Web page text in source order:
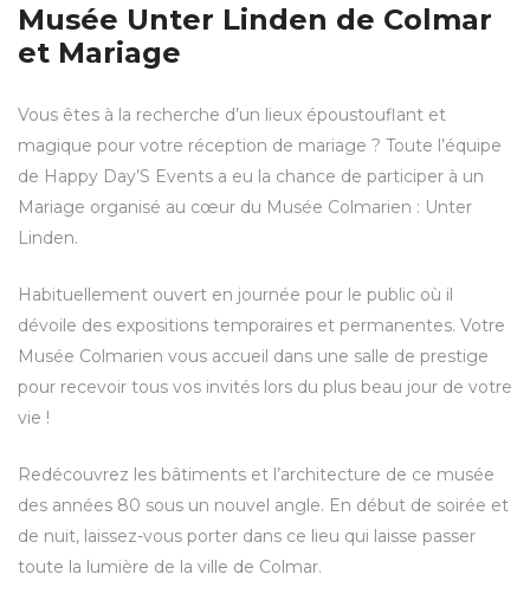
Musée Unter Linden de Colmar
et Mariage
Vous êtes à la recherche d’un lieux époustouflant et
magique pour votre réception de mariage ? Toute l’équipe
de Happy Day’S Events a eu la chance de participer à un
Mariage organisé au cœur du Musée Colmarien : Unter
Linden.
Habituellement ouvert en journée pour le public où il
dévoile des expositions temporaires et permanentes. Votre
Musée Colmarien vous accueil dans une salle de prestige
pour recevoir tous vos invités lors du plus beau jour de votre
vie !
Redécouvrez les bâtiments et l’architecture de ce musée
des années 80 sous un nouvel angle. En début de soirée et
de nuit, laissez-vous porter dans ce lieu qui laisse passer
toute la lumière de la ville de Colmar.